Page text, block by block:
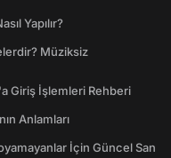
Yapılır?
Müziksiz
Giriş İşlemleri Rehberi
Anlamları
İçin Güncel San